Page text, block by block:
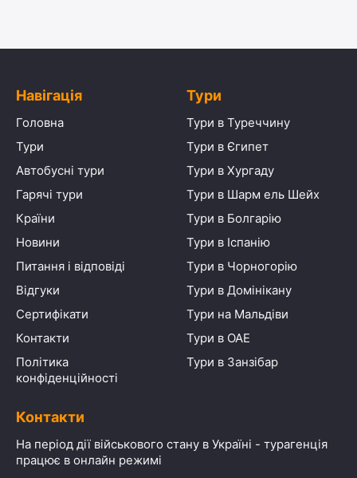
Навігація
Головна
Тури
Автобусні тури
Гарячі тури
Країни
Новини
Питання і відповіді
Відгуки
Сертифікати
Контакти
Політика
конфіденційності
Тури
Тури в Туреччину
Тури в Єгипет
Тури в Хургаду
Тури в Шарм ель Шейх
Тури в Болгарію
Тури в Іспанію
Тури в Чорногорію
Тури в Домінікану
Тури на Мальдіви
Тури в ОАЕ
Тури в Занзібар
Контакти
На період дії військового стану в Україні - турагенція
працює в онлайн режимі